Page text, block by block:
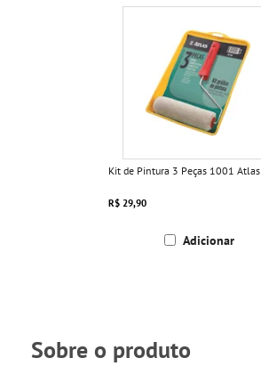
Kit de Pintura 3 Peças 1001 Atlas
R$ 29,90
Adicionar
Sobre o produto